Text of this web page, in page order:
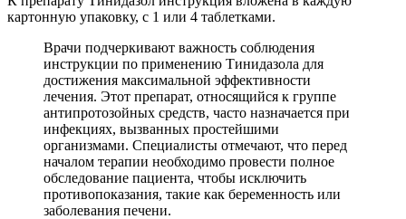
картонную упаковку, с 1 или 4 таблетками.
Врачи подчеркивают важность соблюдения
инструкции по применению Тинидазола для
достижения максимальной эффективности
лечения. Этот препарат, относящийся к группе
антипротозойных средств, часто назначается при
инфекциях, вызванных простейшими
организмами. Специалисты отмечают, что перед
началом терапии необходимо провести полное
обследование пациента, чтобы исключить
противопоказания, такие как беременность или
заболевания печени.